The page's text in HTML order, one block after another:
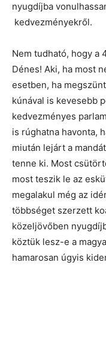
nyugdíjba
kedvezményekről.
Nem tudható, hogy
Dénes! Aki, ha most
esetben, ha
kúnával is kevesebb
kedvezményes
is rúghatna havonta,
miután lejárt a
tenne ki. Most
most teszik le az
megalakul még az
többséget szerzett
közeljövőben
köztük lesz-e a
hamarosan úgyis